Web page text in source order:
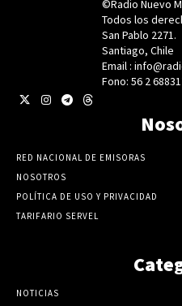
©Radio Nuevo
Todos los
San Pablo 2271.
Santiago, Chile
Email :
Fono: 56 2
RED NACIONAL DE EMISORAS
NOSOTROS
POLÍTICA DE USO Y PRIVACIDAD
TARIFARIO SERVEL
NOTICIAS